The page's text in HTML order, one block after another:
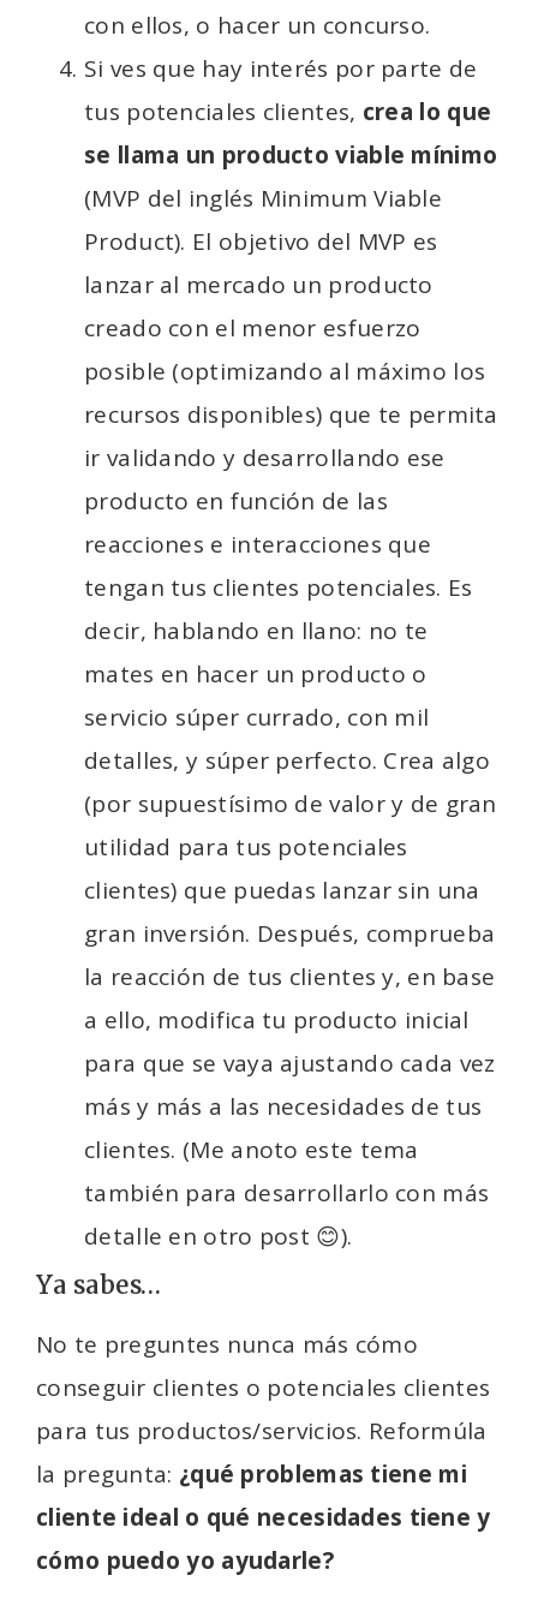
con ellos, o hacer un concurso.
Si ves que hay interés por parte de
tus potenciales clientes, crea lo que
se llama un producto viable mínimo
(MVP del inglés Minimum Viable
Product). El objetivo del MVP es
lanzar al mercado un producto
creado con el menor esfuerzo
posible (optimizando al máximo los
recursos disponibles) que te permita
ir validando y desarrollando ese
producto en función de las
reacciones e interacciones que
tengan tus clientes potenciales. Es
decir, hablando en llano: no te
mates en hacer un producto o
servicio súper currado, con mil
detalles, y súper perfecto. Crea algo
(por supuestísimo de valor y de gran
utilidad para tus potenciales
clientes) que puedas lanzar sin una
gran inversión. Después, comprueba
la reacción de tus clientes y, en base
a ello, modifica tu producto inicial
para que se vaya ajustando cada vez
más y más a las necesidades de tus
clientes. (Me anoto este tema
también para desarrollarlo con más
detalle en otro post 😊).
Ya sabes…
No te preguntes nunca más cómo
conseguir clientes o potenciales clientes
para tus productos/servicios. Reformúla
la pregunta: ¿qué problemas tiene mi
cliente ideal o qué necesidades tiene y
cómo puedo yo ayudarle?